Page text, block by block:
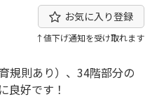
お気に入り登録
↑値下げ通知を受け取れます
規則あり）、34階部分の
良好です！